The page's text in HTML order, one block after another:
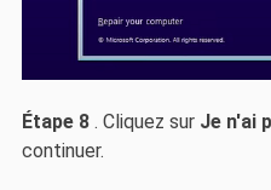
Étape 8. Cliquez sur Je n'ai
continuer.